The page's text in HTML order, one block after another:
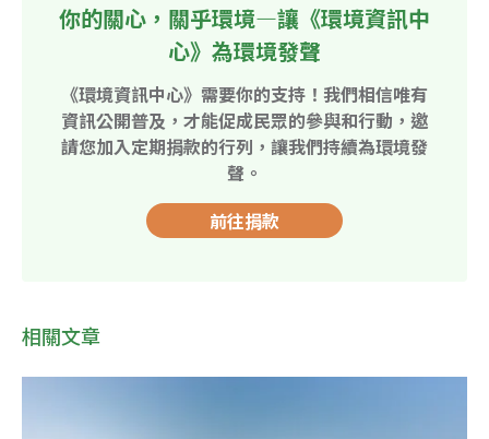
你的關心，關乎環境—讓《環境資訊中
心》為環境發聲
《環境資訊中心》需要你的支持！我們相信唯有
資訊公開普及，才能促成民眾的參與和行動，邀
請您加入定期捐款的行列，讓我們持續為環境發
聲。
前往捐款
相關文章